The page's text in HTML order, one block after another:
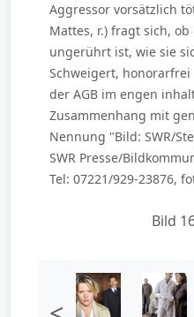
Aggressor vorsätzlich
Mattes, r.) fragt sich,
ungerührt ist, wie sie
Schweigert,
der AGB im engen
Zusammenhang mit
Nennung "Bild: SWR/
SWR Presse/
Tel: 07221/929-23876,
Bild